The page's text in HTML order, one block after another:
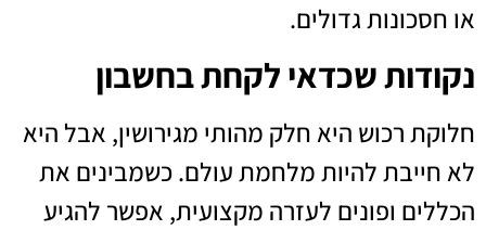
או חסכונות גדולים.
נקודות שכדאי לקחת בחשבון
חלוקת רכוש היא חלק מהותי מגירושין, אבל היא
לא חייבת להיות מלחמת עולם. כשמבינים את
הכללים ופונים לעזרה מקצועית, אפשר להגיע